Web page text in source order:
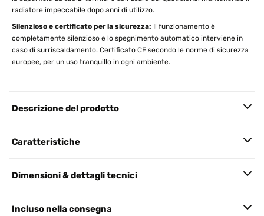
radiatore impeccabile dopo anni di utilizzo.
Silenzioso e certificato per la sicurezza: Il funzionamento è
completamente silenzioso e lo spegnimento automatico interviene in
caso di surriscaldamento. Certificato CE secondo le norme di sicurezza
europee, per un uso tranquillo in ogni ambiente.
Descrizione del prodotto
Caratteristiche
Dimensioni & dettagli tecnici
Incluso nella consegna